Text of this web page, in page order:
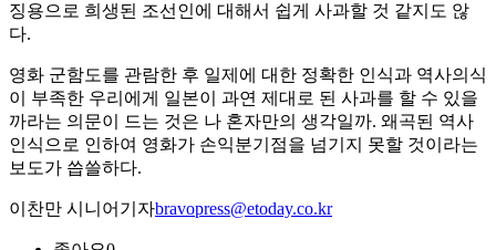
징용으로 희생된 조선인에 대해서 쉽게 사과할 것 같지도 않
다.
영화 군함도를 관람한 후 일제에 대한 정확한 인식과 역사의식
이 부족한 우리에게 일본이 과연 제대로 된 사과를 할 수 있을
까라는 의문이 드는 것은 나 혼자만의 생각일까. 왜곡된 역사
인식으로 인하여 영화가 손익분기점을 넘기지 못할 것이라는
보도가 씁쓸하다.
이찬만 시니어기자bravopress@etoday.co.kr